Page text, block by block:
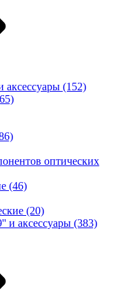
аксессуары (152)
оптических
(46)
(20)
и аксессуары (383)